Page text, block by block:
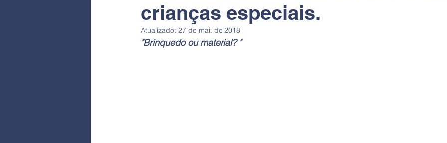
crianças especiais.
Atualizado: 27 de mai. de 2018
"Brinquedo ou material? "